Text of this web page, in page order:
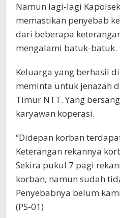
Namun lagi-lagi
memastikan penyebab
dari beberapa
mengalami batuk-batuk.
Keluarga yang berhasil
meminta untuk jenazah
Timur NTT. Yang
karyawan koperasi.
“Didepan korban
Keterangan rekannya
Sekira pukul 7 pagi
korban, namun sudah
Penyebabnya belum
(PS-01)